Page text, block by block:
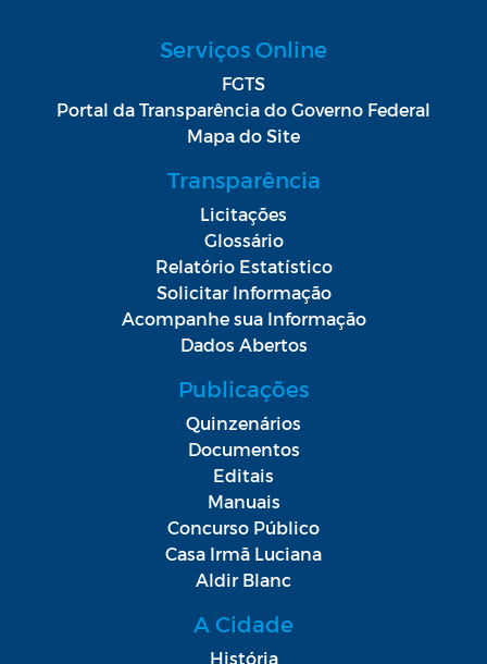
Serviços Online
FGTS
Portal da Transparência do Governo Federal
Mapa do Site
Transparência
Licitações
Glossário
Relatório Estatístico
Solicitar Informação
Acompanhe sua Informação
Dados Abertos
Publicações
Quinzenários
Documentos
Editais
Manuais
Concurso Público
Casa Irmã Luciana
Aldir Blanc
A Cidade
História